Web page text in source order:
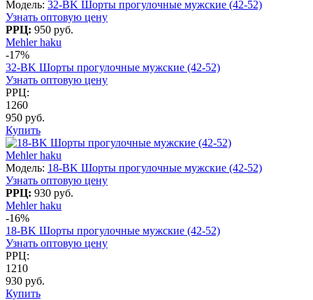
Модель: 32-BK Шорты прогулочные мужские (42-52)
Узнать оптовую цену
РРЦ: 950 руб.
Mehler haku
-17%
32-BK Шорты прогулочные мужские (42-52)
Узнать оптовую цену
РРЦ:
1260
950 руб.
Купить
Mehler haku
Модель: 18-BK Шорты прогулочные мужские (42-52)
Узнать оптовую цену
РРЦ: 930 руб.
Mehler haku
-16%
18-BK Шорты прогулочные мужские (42-52)
Узнать оптовую цену
РРЦ:
1210
930 руб.
Купить